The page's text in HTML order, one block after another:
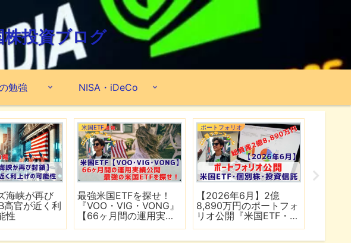
投資ブログ
勉強 NISA・iDeCo
海峡が再び
高官が近く利
性
米国ETF
最強米国ETFを探せ！
『VOO・VIG・VONG』
【66ヶ月間の運用実績
ポートフォリオ
【2026年6月】2億
8,890万円のポートフォ
リオ公開『米国ETF・個